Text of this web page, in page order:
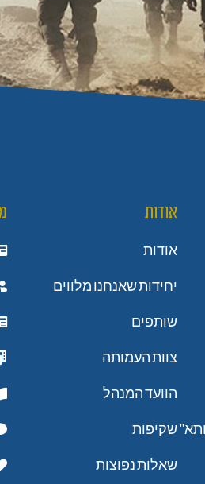
אודות
אודות
יחידות שאנחנו מלווים
שותפים
צוות העמותה
הוועד המנהל
שקיפות
שאלות נפוצות